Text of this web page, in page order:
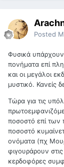
Posted
Φυσικά υπάρχουν
πονήματα επί
και οι μεγάλοι
μυστικό. Κανείς
Τώρα για τις
ποσοστό επί
ποσοστό
ονόματα (πχ
φιγουράρουν
κερδοφόρες